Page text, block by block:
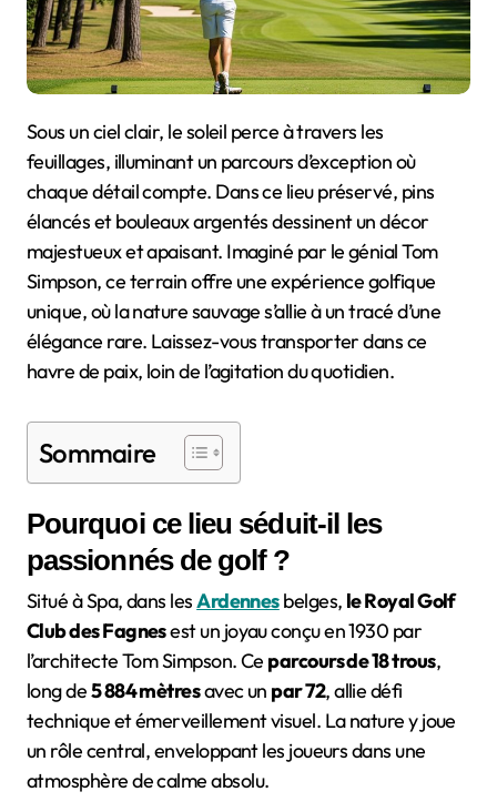
Sous un ciel clair, le soleil perce à travers les
feuillages, illuminant un parcours d’exception où
chaque détail compte. Dans ce lieu préservé, pins
élancés et bouleaux argentés dessinent un décor
majestueux et apaisant. Imaginé par le génial Tom
Simpson, ce terrain offre une expérience golfique
unique, où la nature sauvage s’allie à un tracé d’une
élégance rare. Laissez-vous transporter dans ce
havre de paix, loin de l’agitation du quotidien.
Sommaire
Pourquoi ce lieu séduit-il les
passionnés de golf ?
Situé à Spa, dans lesArdennesbelges, le Royal Golf
Club des Fagnesest un joyau conçu en 1930 par
l’architecte Tom Simpson. Ce parcours de 18 trous,
long de5 884 mètresavec un par 72, allie défi
technique et émerveillement visuel. La nature y joue
un rôle central, enveloppant les joueurs dans une
atmosphère de calme absolu.